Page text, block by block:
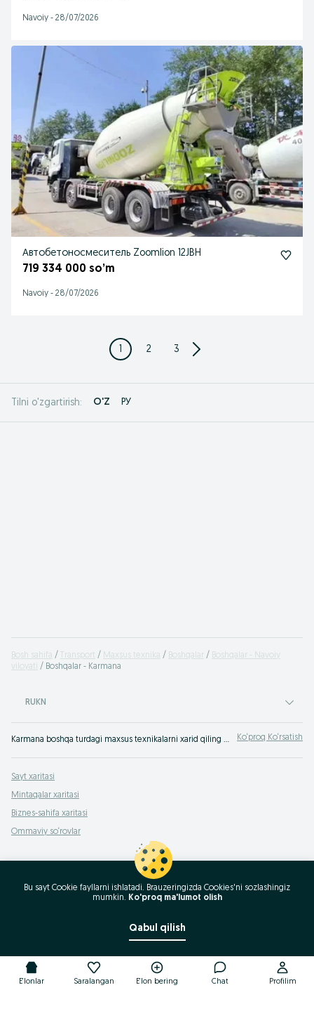
Navoiy - 28/07/2026
Автобетоносмеситель Zoomlion 12JBH
719 334 000 so’m
Navoiy - 28/07/2026
1 2 3
Tilni o'zgartirish: O'Z РУ
Bosh sahifa Transport Maxsus texnika Boshqalar
Boshqalar - Navoiy
viloyati
Boshqalar - Karmana
RUKN
Karmana boshqa turdagi maxsus texnikalarni xarid qiling ⚡️ Yangi yoki ishlatilgan maxsus texnikaning katta tanlovi ☝ Eng yaxshi narxlar ➠ OLX.uz saytida! Ko‘proq Ko‘rsatish
Sayt xaritasi
Mintaqalar xaritasi
Biznes-sahifa xaritasi
Ommaviy so‘rovlar
E'lonlar Saralangan E'lon bering Chat Profilim
Bu sayt Cookie fayllarni ishlatadi. Brauzeringizda Cookies'ni sozlashingiz
mumkin. Ko'proq ma'lumot olish
Qabul qilish